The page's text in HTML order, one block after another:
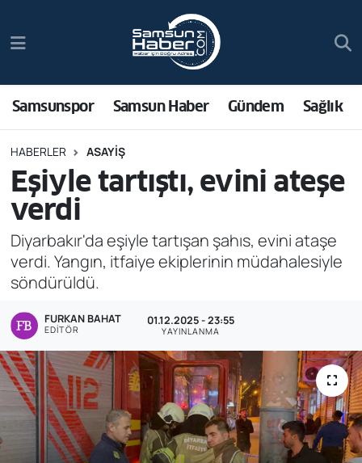
Samsunspor Samsun Haber Gündem Sağlık
HABERLER ASAYIŞ
Eşiyle tartıştı, evini ateşe
verdi
Diyarbakır'da eşiyle tartışan şahıs, evini ataşe
verdi. Yangın, itfaiye ekiplerinin müdahalesiyle
söndürüldü.
FURKAN BAHAT
EDITÖR
01.12.2025 - 23:55
YAYINLANMA
Samsun Haber
Sağlık
Asayiş
Bilim ve Teknoloji
Bölge
Ekonomi
Genel
Gündem
Trafik Durumu
Süper Lig Puan Durumu ve Fikstür
Tüm Manşetler
Son Dakika Haberleri
Haber Arşivi